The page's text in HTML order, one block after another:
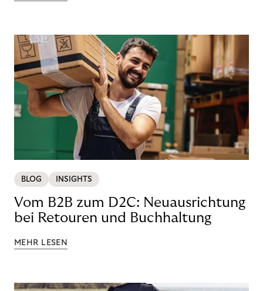
BLOG INSIGHTS
Vom B2B zum D2C: Neuausrichtung
bei Retouren und Buchhaltung
MEHR LESEN